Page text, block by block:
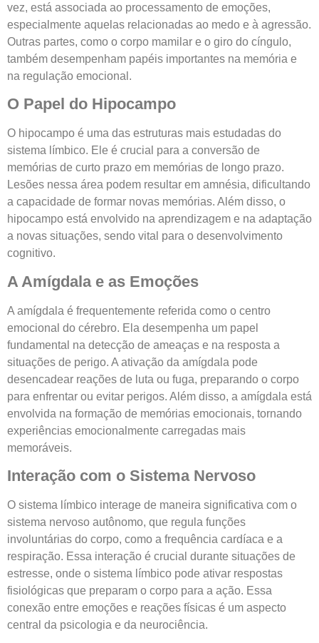
vez, está associada ao processamento de emoções,
especialmente aquelas relacionadas ao medo e à agressão.
Outras partes, como o corpo mamilar e o giro do cíngulo,
também desempenham papéis importantes na memória e
na regulação emocional.
O Papel do Hipocampo
O hipocampo é uma das estruturas mais estudadas do
sistema límbico. Ele é crucial para a conversão de
memórias de curto prazo em memórias de longo prazo.
Lesões nessa área podem resultar em amnésia, dificultando
a capacidade de formar novas memórias. Além disso, o
hipocampo está envolvido na aprendizagem e na adaptação
a novas situações, sendo vital para o desenvolvimento
cognitivo.
A Amígdala e as Emoções
A amígdala é frequentemente referida como o centro
emocional do cérebro. Ela desempenha um papel
fundamental na detecção de ameaças e na resposta a
situações de perigo. A ativação da amígdala pode
desencadear reações de luta ou fuga, preparando o corpo
para enfrentar ou evitar perigos. Além disso, a amígdala está
envolvida na formação de memórias emocionais, tornando
experiências emocionalmente carregadas mais
memoráveis.
Interação com o Sistema Nervoso
O sistema límbico interage de maneira significativa com o
sistema nervoso autônomo, que regula funções
involuntárias do corpo, como a frequência cardíaca e a
respiração. Essa interação é crucial durante situações de
estresse, onde o sistema límbico pode ativar respostas
fisiológicas que preparam o corpo para a ação. Essa
conexão entre emoções e reações físicas é um aspecto
central da psicologia e da neurociência.